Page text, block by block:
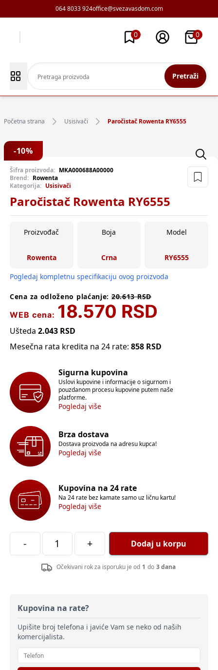
064 8033 924office@svezavasdom.com
0 0
Pretraži
Početna strana Usisivači Paročistač Rowenta RY6555
-10%
Šifra proizvoda: MKA000688A00000
Brend: Rowenta
Kategorija: Usisivači
Paročistač Rowenta RY6555
Proizvođač
Rowenta
Boja
Crna
Model
RY6555
Pogledaj kompletnu specifikaciju ovog proizvoda
Cena za odloženo plaćanje: 20.613RSD
WEB cena: 18.570 RSD
Ušteda 2.043 RSD
Mesečna rata kredita na 24 rate: 858 RSD
Sigurna kupovina
Uslovi kupovine i informacije o sigurnom i
pouzdanom procesu kupovine putem naše
platforme.
Pogledaj više
Brza dostava
Dostava proizvoda na adresu kupca!
Pogledaj više
Kupovina na 24 rate
Na 24 rate bez kamate samo uz ličnu kartu!
Pogledaj više
- + Dodaj u korpu
Očekivani rok za isporuku je od 1 do 3 dana
Kupovina na rate?
Upišite broj telefona i javiće Vam se neko od naših
komercijalista.